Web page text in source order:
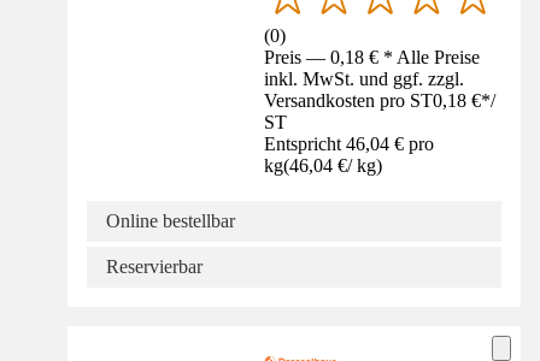
(0)
Preis — 0,18 € * Alle Preise
inkl. MwSt. und ggf. zzgl.
Versandkosten pro ST0,18 €*/
ST
Entspricht 46,04 € pro
kg(46,04 €/ kg)
Online bestellbar
Reservierbar